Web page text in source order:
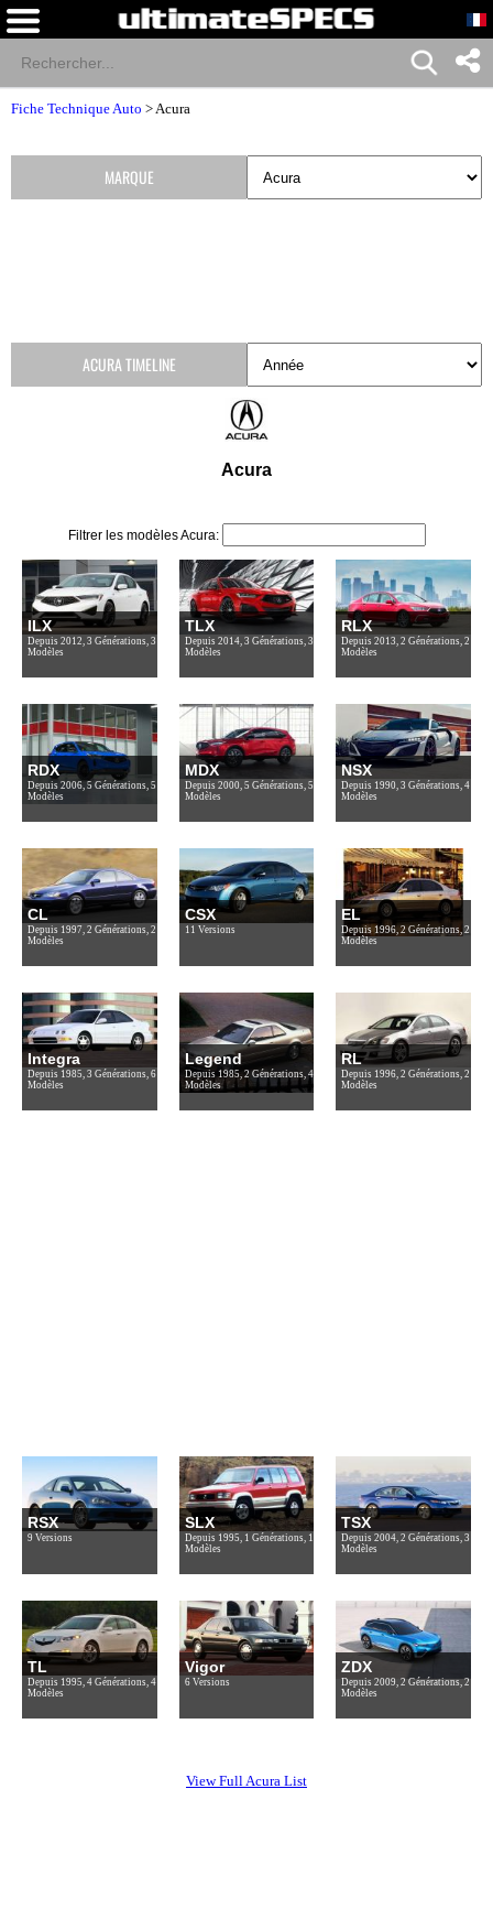
Fiche Technique Auto >Acura
Acura
Filtrer les modèles Acura:
ILX
Depuis 2012, 3 Générations, 3
Modèles
TLX
Depuis 2014, 3 Générations, 3
Modèles
RLX
Depuis 2013, 2 Générations, 2
Modèles
RDX
Depuis 2006, 5 Générations, 5
Modèles
MDX
Depuis 2000, 5 Générations, 5
Modèles
NSX
Depuis 1990, 3 Générations, 4
Modèles
CL
Depuis 1997, 2 Générations, 2
Modèles
CSX
11 Versions
EL
Depuis 1996, 2 Générations, 2
Modèles
Integra
Depuis 1985, 3 Générations, 6
Modèles
Legend
Depuis 1985, 2 Générations, 4
Modèles
RL
Depuis 1996, 2 Générations, 2
Modèles
RSX
9 Versions
SLX
Depuis 1995, 1 Générations, 1
Modèles
TSX
Depuis 2004, 2 Générations, 3
Modèles
TL
Depuis 1995, 4 Générations, 4
Modèles
Vigor
6 Versions
ZDX
Depuis 2009, 2 Générations, 2
Modèles
View Full Acura List
MARQUE
ACURA TIMELINE